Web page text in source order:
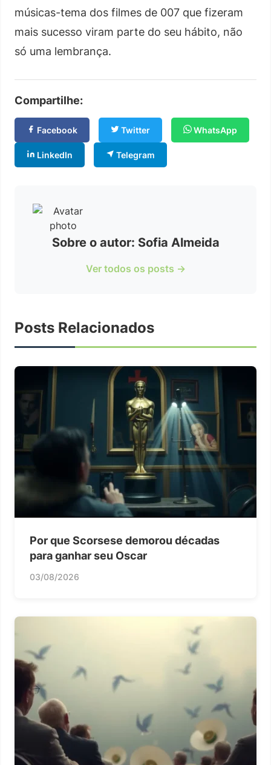
músicas-tema dos filmes de 007 que fizeram
mais sucesso viram parte do seu hábito, não
só uma lembrança.
Compartilhe:
Facebook Twitter WhatsApp
LinkedIn Telegram
Sobre o autor: Sofia Almeida
Ver todos os posts →
Posts Relacionados
Por que Scorsese demorou décadas
para ganhar seu Oscar
03/08/2026